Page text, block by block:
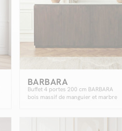
BARBARA
Buffet 4 portes 200 cm BARBARA
bois massif de manguier et marbre